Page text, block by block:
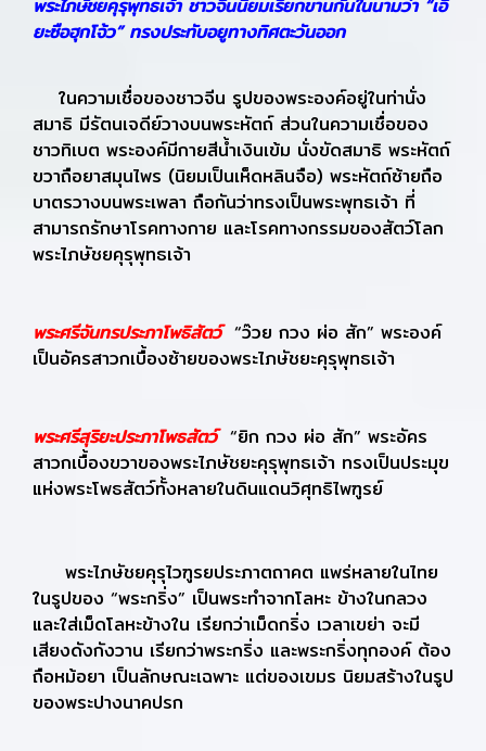
พระไภษัชยคุรุพุทธเจ้า ชาวจีนนิยมเรียกขานกันในนามว่า “เอี๊
ยะซือฮุกโจ้ว” ทรงประทับอยูทางทิศตะวันออก
ในความเชื่อของชาวจีน รูปของพระองค์อยู่ในท่านั่ง
สมาธิ มีรัตนเจดีย์วางบนพระหัตถ์ ส่วนในความเชื่อของ
ชาวทิเบต พระองค์มีกายสีน้ำเงินเข้ม นั่งขัดสมาธิ พระหัตถ์
ขวาถือยาสมุนไพร (นิยมเป็นเห็ดหลินจือ) พระหัตถ์ซ้ายถือ
บาตรวางบนพระเพลา ถือกันว่าทรงเป็นพระพุทธเจ้า ที่
สามารถรักษาโรคทางกาย และโรคทางกรรมของสัตว์โลก
พระไภษัชยคุรุพุทธเจ้า
พระศรีจันทรประภาโพธิสัตว์“ว๊วย กวง ผ่อ สัก” พระองค์
เป็นอัครสาวกเบื้องซ้ายของพระไภษัชยะคุรุพุทธเจ้า
พระศรีสุริยะประภาโพธสัตว์“ยิก กวง ผ่อ สัก” พระอัคร
สาวกเบื้องขวาของพระไภษัชยะคุรุพุทธเจ้า ทรงเป็นประมุข
แห่งพระโพธสัตว์ทั้งหลายในดินแดนวิศุทธิไพฑูรย์
พระไภษัชยคุรุไวฑูรยประภาตถาคต แพร่หลายในไทย
ในรูปของ “พระกริ่ง” เป็นพระทำจากโลหะ ข้างในกลวง
และใส่เม็ดโลหะข้างใน เรียกว่าเม็ดกริ่ง เวลาเขย่า จะมี
เสียงดังกังวาน เรียกว่าพระกริ่ง และพระกริ่งทุกองค์ ต้อง
ถือหม้อยา เป็นลักษณะเฉพาะ แต่ของเขมร นิยมสร้างในรูป
ของพระปางนาคปรก